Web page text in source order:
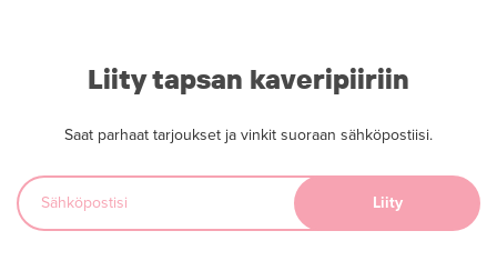
Liity tapsan kaveripiiriin
Saat parhaat tarjoukset ja vinkit suoraan sähköpostiisi.